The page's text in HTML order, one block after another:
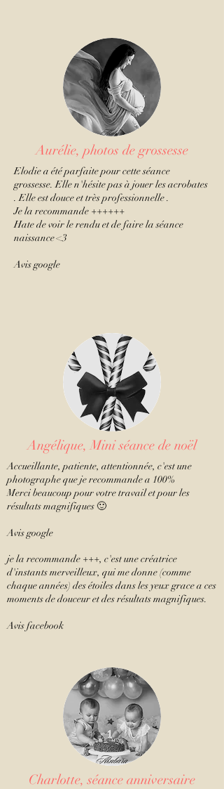
Aurélie, photos de grossesse
Elodie a été parfaite pour cette séance
grossesse. Elle n'hésite pas à jouer les acrobates
. Elle est douce et très professionnelle .
Je la recommande ++++++
Hate de voir le rendu et de faire la séance
naissance <3
Avis google
Angélique, Mini séance de noël
Accueillante, patiente, attentionnée, c'est une
photographe que je recommande a 100%
Merci beaucoup pour votre travail et pour les
résultats magnifiques 🙂
Avis google
je la recommande +++, c'est une créatrice
d'instants merveilleux, qui me donne (comme
chaque années) des étoiles dans les yeux grace a ces
moments de douceur et des résultats magnifiques.
Avis facebook
Charlotte, séance anniversaire